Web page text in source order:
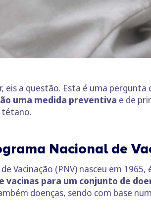
eis a questão. Esta é uma
uma medida preventiva e de
tétano.
Nacional de
Vacinação (PNV) nasceu em
vacinas para um conjunto de
doenças, sendo com base